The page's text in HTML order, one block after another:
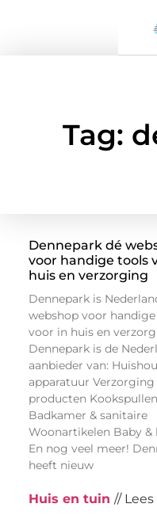
Tag:
Dennepark dé
voor handige tools
huis en verzorging
Dennepark is
webshop voor
voor in huis en
Dennepark is de
aanbieder van:
apparatuur Verzorging
producten Kookspullen
Badkamer & sanitaire
Woonartikelen Baby &
En nog veel meer!
heeft nieuw
Huis en tuin //